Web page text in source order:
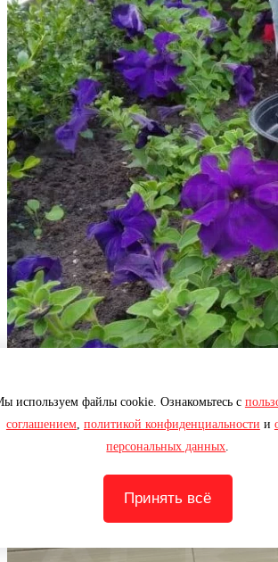
используем файлы cookie. Ознакомьтесь с
соглашением, политикой конфиденциальности и
персональных данных
Принять всё